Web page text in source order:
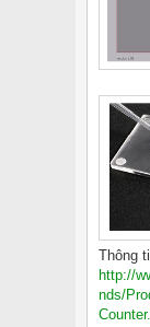
Thông
http://
nds/